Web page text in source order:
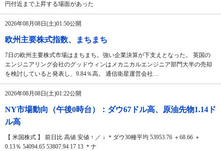
円付近まで上昇する場面があった
2026年08月08日(土)01:50公開
欧州主要株式指数、まちまち
7日の欧州主要株式市場はまちまち。強い企業決算が下支えとなった。 英国の
エンジニアリング会社のグッドウィンはメカニカルエンジニア部門大半の売却
を検討していると発表し、9.84％高。 通信衛星運営会社…
2026年08月08日(土)01:22公開
NY市場動向（午後0時台）：ダウ67ドル高、原油先物1.14ド
ル高
【 米国株式 】 前日比 高値 安値 ↑ ／ ↓ ＊ダウ30種平均 53953.76 ＋68.66 ＋
0.13％ 54094.65 53807.94 17 13 ＊ナ